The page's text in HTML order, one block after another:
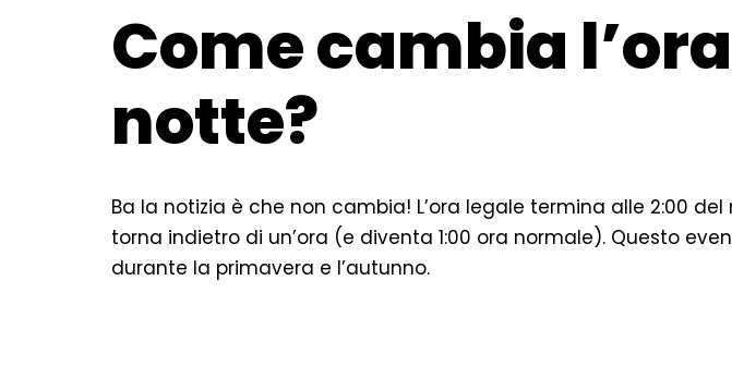
Come cambia
notte?
Ba la notizia è che non cambia! L’ora legale termina alle 2:00
torna indietro di un’ora (e diventa 1:00 ora normale). Questo
durante la primavera e l’autunno.